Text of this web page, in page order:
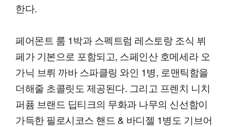
한다.
페어몬트 룸 1박과 스펙트럼 레스토랑 조식 뷔
페가 기본으로 포함되고, 스페인산 호메세라 오
가닉 브뤼 까바 스파클링 와인 1병, 로맨틱함을
더해줄 초콜릿도 제공된다. 그리고 프렌치 니치
퍼퓸 브랜드 딥티크의 무화과 나무의 신선함이
가득한 필로시코스 핸드 & 바디젤 1병도 기브어